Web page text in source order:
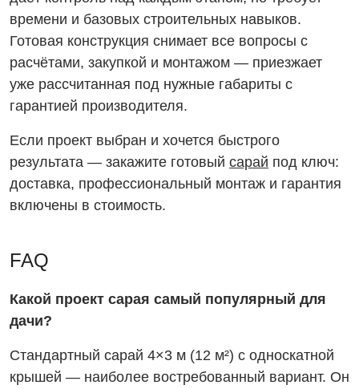
времени и базовых строительных навыков.
Готовая конструкция снимает все вопросы с
расчётами, закупкой и монтажом — приезжает
уже рассчитанная под нужные габариты с
гарантией производителя.
Если проект выбран и хочется быстрого
результата — закажите готовый сарай под ключ:
доставка, профессиональный монтаж и гарантия
включены в стоимость.
FAQ
Какой проект сарая самый популярный для
дачи?
Стандартный сарай 4×3 м (12 м²) с односкатной
крышей — наиболее востребованный вариант. Он